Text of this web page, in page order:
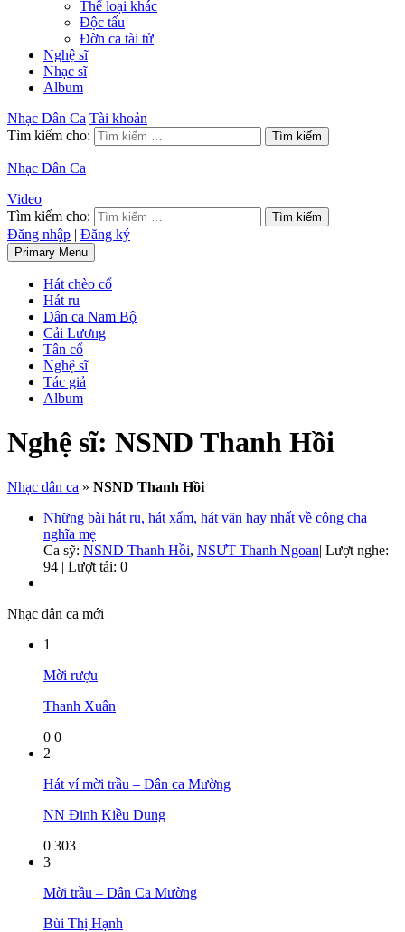
Thể loại khác
Độc tấu
Đờn ca tài tử
Nghệ sĩ
Nhạc sĩ
Album
Nhạc Dân Ca Tài khoản
Tìm kiếm cho:
Nhạc Dân Ca
Video
Tìm kiếm cho:
Đăng nhập | Đăng ký
Primary Menu
Hát chèo cổ
Hát ru
Dân ca Nam Bộ
Cải Lương
Tân cổ
Nghệ sĩ
Tác giả
Album
Nghệ sĩ: NSND Thanh Hồi
Nhạc dân ca » NSND Thanh Hồi
Những bài hát ru, hát xẩm, hát văn hay nhất về công cha
nghĩa mẹ
Ca sỹ: NSND Thanh Hồi, NSƯT Thanh Ngoan| Lượt nghe:
94 | Lượt tải: 0
Nhạc dân ca mới
1
Mời rượu
Thanh Xuân
0 0
2
Hát ví mời trầu – Dân ca Mường
NN Đinh Kiều Dung
0 303
3
Mời trầu – Dân Ca Mường
Bùi Thị Hạnh